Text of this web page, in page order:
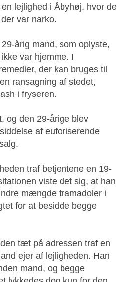
lejlighed i Åbyhøj, hvor de
var narko.
årig mand, som oplyste,
var hjemme. I
der kan bruges til
ransagning af stedet,
i fryseren.
og den 29-årige blev
af euforiserende
traf betjentene en 19-
viste det sig, at han
mængde tramadoler i
for at besidde begge
tæt på adressen traf en
ejer af lejligheden. Han
mand, og begge